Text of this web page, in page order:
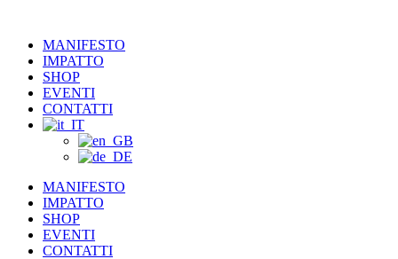
MANIFESTO
IMPATTO
SHOP
EVENTI
CONTATTI
MANIFESTO
IMPATTO
SHOP
EVENTI
CONTATTI